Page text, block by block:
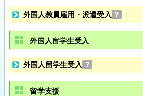
外国人教員雇用・派遣受入 ？
外国人留学生受入
外国人留学生受入 ？
留学支援